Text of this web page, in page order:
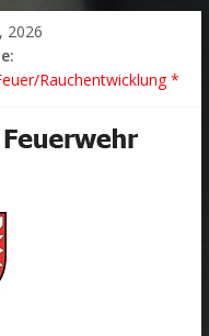
2026
Rauchentwicklung *
*
Aufzug *
* Hingstheide